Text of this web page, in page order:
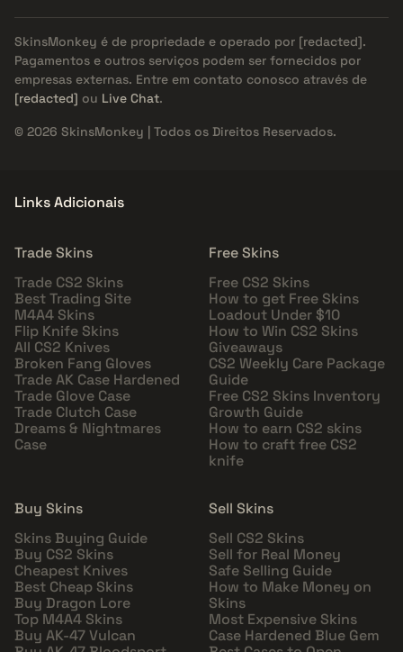
SkinsMonkey é de propriedade e operado por [redacted].
Pagamentos e outros serviços podem ser fornecidos por
empresas externas. Entre em contato conosco através de
[redacted] ou Live Chat.
© 2026 SkinsMonkey | Todos os Direitos Reservados.
Links Adicionais
Trade Skins
Trade CS2 Skins
Best Trading Site
M4A4 Skins
Flip Knife Skins
All CS2 Knives
Broken Fang Gloves
Trade AK Case Hardened
Trade Glove Case
Trade Clutch Case
Dreams & Nightmares
Case
Free Skins
Free CS2 Skins
How to get Free Skins
Loadout Under $10
How to Win CS2 Skins
Giveaways
CS2 Weekly Care Package
Guide
Free CS2 Skins Inventory
Growth Guide
How to earn CS2 skins
How to craft free CS2
knife
Buy Skins
Skins Buying Guide
Buy CS2 Skins
Cheapest Knives
Best Cheap Skins
Buy Dragon Lore
Top M4A4 Skins
Buy AK-47 Vulcan
Sell Skins
Sell CS2 Skins
Sell for Real Money
Safe Selling Guide
How to Make Money on
Skins
Most Expensive Skins
Case Hardened Blue Gem